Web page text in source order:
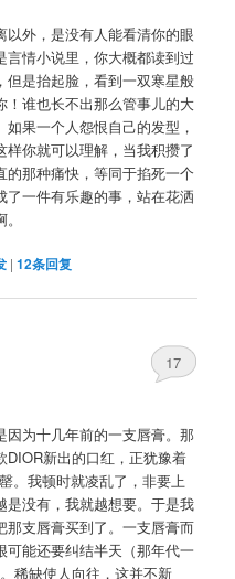
外，是没有人能看清你的眼
情小说里，你大概都读到过
是抬起脸，看到一双寒星般
谁也长不出那么管事儿的大
果一个人怨恨自己的发型，
你就可以理解，当我积攒了
那种痛快，等同于掐死一个
一件有乐趣的事，站在花洒
|12条回复
17
为十几年前的一支唇膏。那
DIOR新出的口红，正犹豫着
。我顿时就凌乱了，非要上
是没有，我就越想要。于是我
支唇膏买到了。一支唇膏而
能还要纠结半天（那年代一
稀缺使人向往，这并不新